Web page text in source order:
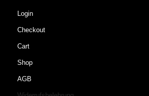
Login
Checkout
Cart
Shop
AGB